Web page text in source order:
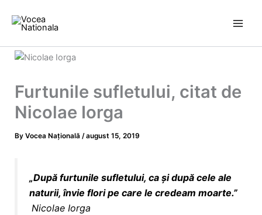
content
Furtunile sufletului, citat de
Nicolae Iorga
By Vocea Națională /august 15, 2019
„După furtunile sufletului, ca și după cele ale
naturii, învie floripe care le credeam moarte.”
Nicolae Iorga